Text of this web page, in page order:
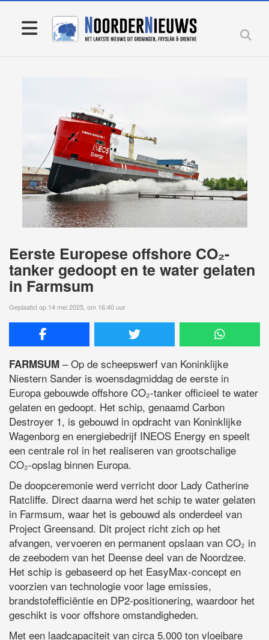
Eerste Europese offshore CO₂-
tanker gedoopt en te water gelaten
in Farmsum
Geplaatst op 14 mei 2025, om 16:40 uur
FARMSUM – Op de scheepswerf van Koninklijke
Niestern Sander is woensdagmiddag de eerste in
Europa gebouwde offshore CO₂-tanker officieel te water
gelaten en gedoopt. Het schip, genaamd Carbon
Destroyer 1, is gebouwd in opdracht van Koninklijke
Wagenborg en energiebedrijf INEOS Energy en speelt
een centrale rol in het realiseren van grootschalige
CO₂-opslag binnen Europa.
De doopceremonie werd verricht door Lady Catherine
Ratcliffe. Direct daarna werd het schip te water gelaten
in Farmsum, waar het is gebouwd als onderdeel van
Project Greensand. Dit project richt zich op het
afvangen, vervoeren en permanent opslaan van CO₂ in
de zeebodem van het Deense deel van de Noordzee.
Het schip is gebaseerd op het EasyMax-concept en
voorzien van technologie voor lage emissies,
brandstofefficiëntie en DP2-positionering, waardoor het
geschikt is voor offshore omstandigheden.
Met een laadcapaciteit van circa 5.000 ton vloeibare